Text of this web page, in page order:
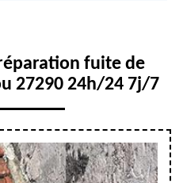
fuite de
27290 24h/24 7j/7